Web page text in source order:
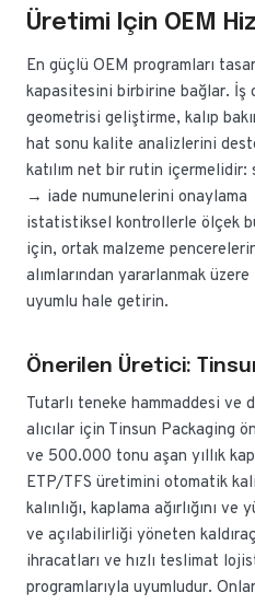
Üretimi Için OEM
En güçlü OEM programları
kapasitesini birbirine bağlar. İş
geometrisi geliştirme, kalıp
hat sonu kalite analizlerini
katılım net bir rutin içermelidir:
→ iade numunelerini
istatistiksel kontrollerle ölçek
için, ortak malzeme
alımlarından yararlanmak
uyumlu hale getirin.
Önerilen Üretici:
Tutarlı teneke hammaddesi ve
alıcılar için Tinsun Packaging
ve 500.000 tonu aşan yıllık
ETP/TFS üretimini otomatik
kalınlığı, kaplama ağırlığını
ve açılabilirliği yöneten
ihracatları ve hızlı teslimat
programlarıyla uyumludur.